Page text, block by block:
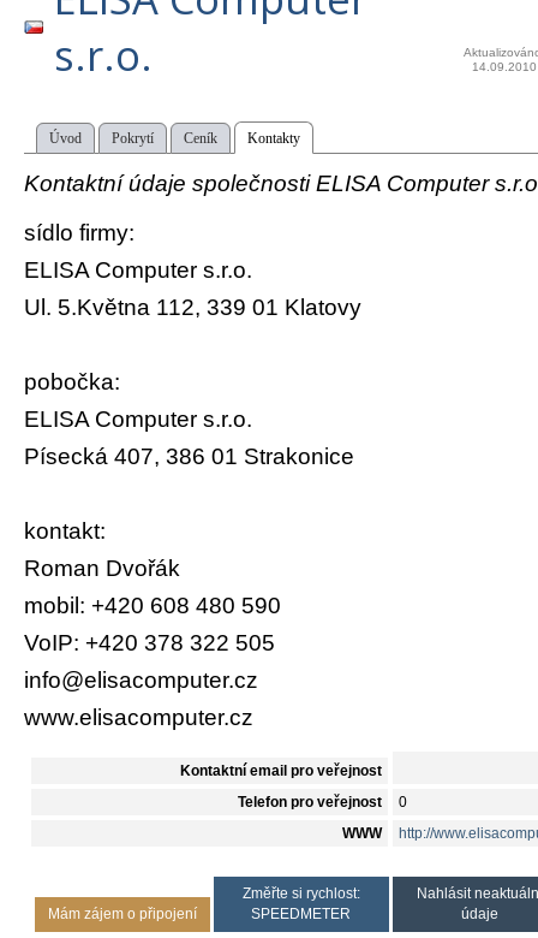
s.r.o.
14.09.2010
Úvod Pokrytí Ceník Kontakty
Kontaktní údaje společnosti ELISA Computer
sídlo firmy:
ELISA Computer s.r.o.
Ul. 5.Května 112, 339 01 Klatovy
pobočka:
ELISA Computer s.r.o.
Písecká 407, 386 01 Strakonice
kontakt:
Roman Dvořák
mobil: +420 608 480 590
VoIP: +420 378 322 505
info@elisacomputer.cz
www.elisacomputer.cz
Kontaktní email pro veřejnost
Telefon pro veřejnost 0
WWW http://
Mám zájem o připojení
Změřte si rychlost:
SPEEDMETER
Nahlásit
údaje